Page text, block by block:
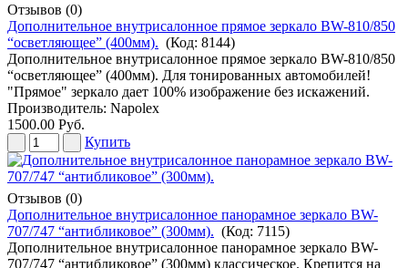
Отзывов (0)
Дополнительное внутрисалонное прямое зеркало BW-810/850
“осветляющее” (400мм). (Код: 8144)
Дополнительное внутрисалонное прямое зеркало BW-810/850
“осветляющее” (400мм). Для тонированных автомобилей!
"Прямое" зеркало дает 100% изображение без искажений.
Производитель: Napolex
1500.00 Руб.
Купить
Отзывов (0)
Дополнительное внутрисалонное панорамное зеркало BW-
707/747 “антибликовое” (300мм). (Код: 7115)
Дополнительное внутрисалонное панорамное зеркало BW-
707/747 “антибликовое” (300мм) классическое. Крепится на